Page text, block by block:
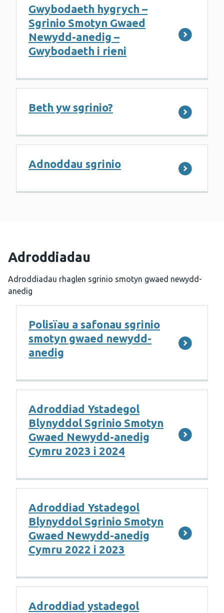
Gwybodaeth hygrych –
Sgrinio Smotyn Gwaed
Newydd-anedig –
Gwybodaeth i rieni
Beth yw sgrinio?
Adnoddau sgrinio
Adroddiadau
Adroddiadau rhaglen sgrinio smotyn gwaed newydd-
anedig
Polisïau a safonau sgrinio
smotyn gwaed newydd-
anedig
Adroddiad Ystadegol
Blynyddol Sgrinio Smotyn
Gwaed Newydd-anedig
Cymru 2023 i 2024
Adroddiad Ystadegol
Blynyddol Sgrinio Smotyn
Gwaed Newydd-anedig
Cymru 2022 i 2023
Adroddiad ystadegol